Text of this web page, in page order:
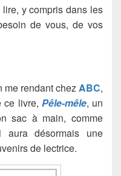
y compris dans les
de vous, de vos
me rendant chez ABC,
ce livre, Pêle-mêle, un
sac à main, comme
aura désormais une
de lectrice.